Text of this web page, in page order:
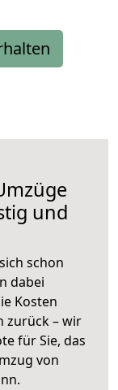
und
schon
dabei
Kosten
zurück – wir
für Sie, das
von